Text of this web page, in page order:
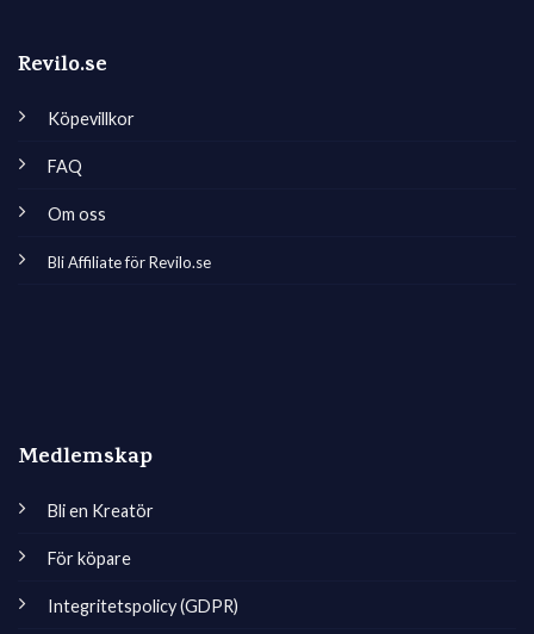
Revilo.se
Köpevillkor
FAQ
Om oss
Bli Affiliate för Revilo.se
Medlemskap
Bli en Kreatör
För köpare
Integritetspolicy (GDPR)